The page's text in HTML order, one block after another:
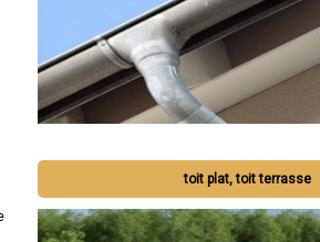
toit plat, toit terrasse